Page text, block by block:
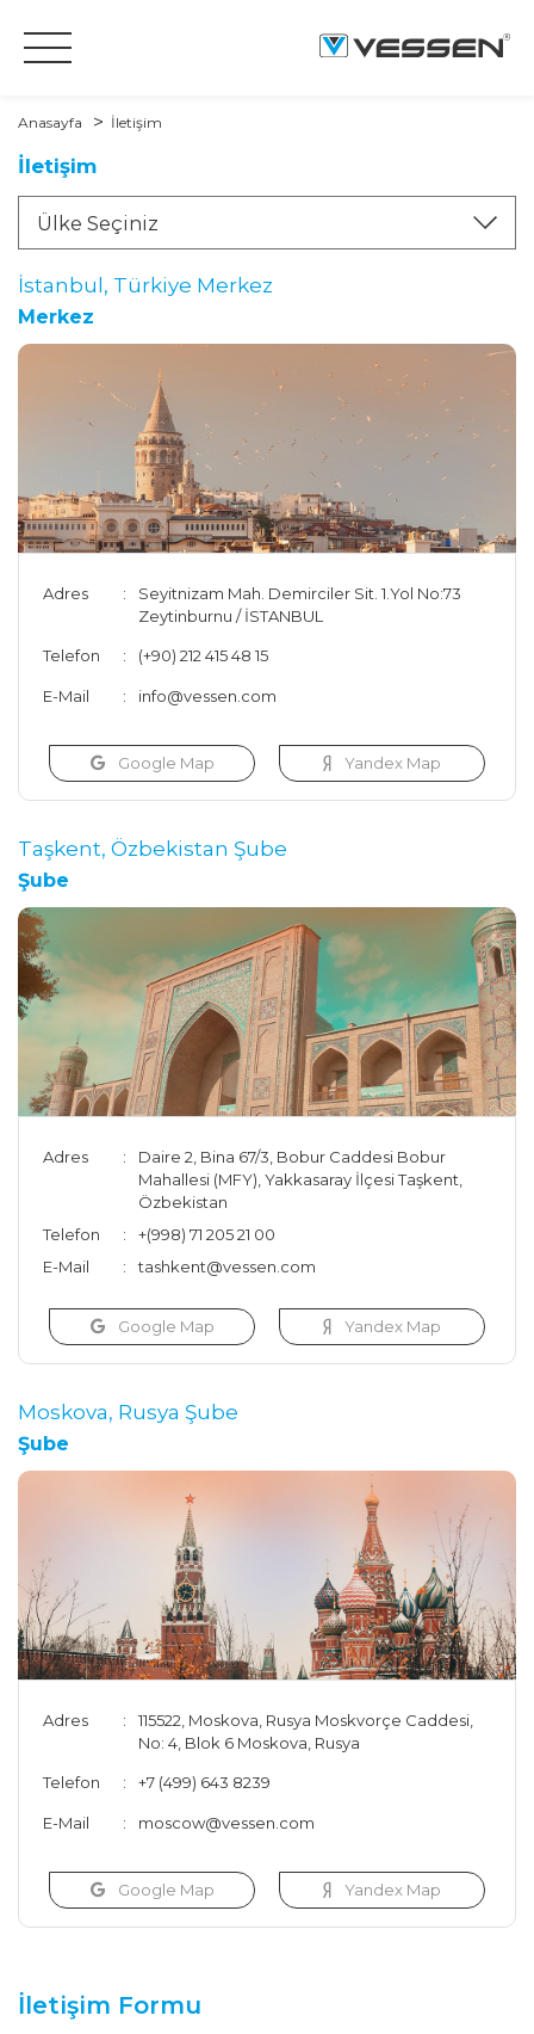
Anasayfa İletişim
İletişim
Ülke Seçiniz
İstanbul, Türkiye Merkez
Merkez
Adres
Seyitnizam Mah. Demirciler Sit. 1.Yol No:73
Zeytinburnu / İSTANBUL
Telefon (+90) 212 415 48 15
E-Mail info@vessen.com
Google Map Yandex Map
Taşkent, Özbekistan Şube
Şube
Adres
Daire 2, Bina 67/3, Bobur Caddesi Bobur
Mahallesi (MFY), Yakkasaray İlçesi Taşkent,
Özbekistan
Telefon
+(998) 71 205 21 00
E-Mail
tashkent@vessen.com
Google Map Yandex Map
Moskova, Rusya Şube
Şube
Adres
115522, Moskova, Rusya Moskvorçe Caddesi,
No: 4, Blok 6 Moskova, Rusya
Telefon +7 (499) 643 8239
E-Mail moscow@vessen.com
Google Map Yandex Map
İletişim Formu